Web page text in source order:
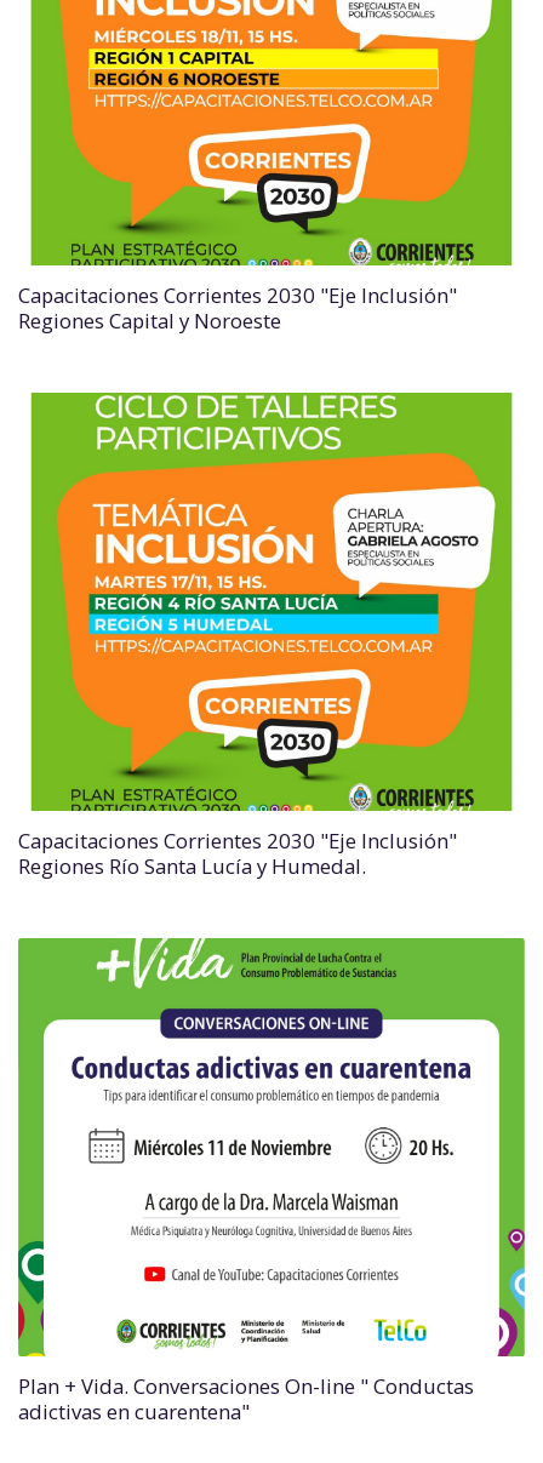
Capacitaciones Corrientes 2030 "Eje Inclusión"
Regiones Capital y Noroeste
Capacitaciones Corrientes 2030 "Eje Inclusión"
Regiones Río Santa Lucía y Humedal.
Plan + Vida. Conversaciones On-line " Conductas
adictivas en cuarentena"